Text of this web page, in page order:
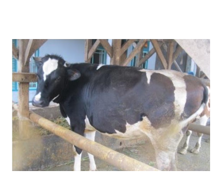
diketahui, namun faktor genetik diduga berperan. Facial
dermatitis ini biasanya ditemukan pada kucing Persia muda
berusia antara 10 bulan hingga 6 tahun, dengan usia rata-
rata berkisar 2,5 tahun, dan lebih sering terjadi pada kucing
jantan dibandingkan betina ( Gross et al., 2005). Facial
Dermatitis pada kucing Persia. Debris yang melekat lebih
sedikit dibandingkan dengan kucing pada gambar
sebelumnya. Terdapat ekskoriasi traumatik dan alopesia,
yang mengi...